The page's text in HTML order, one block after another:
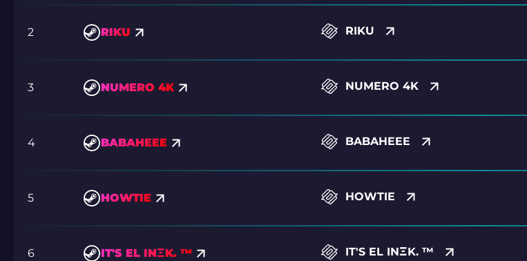
2 RIKU RIKU
3 NUMERO 4K NUMERO 4K
4 BABAHEEE BABAHEEE
5 HOWTIE HOWTIE
6 IT'S EL INΞK. ™ IT'S EL INΞK. ™